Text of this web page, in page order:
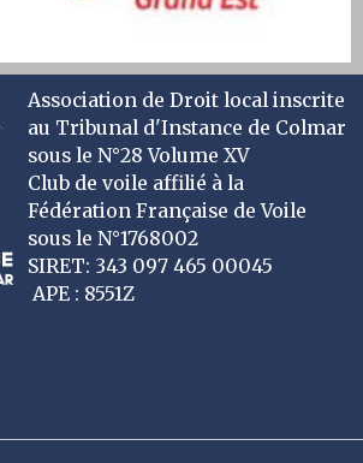
Association de Droit local inscrite
au Tribunal d'Instance de Colmar
sous le N°28 Volume XV
Club de voile affilié à la
Fédération Française de Voile
sous le N°1768002
SIRET: 343 097 465 00045
APE : 8551Z